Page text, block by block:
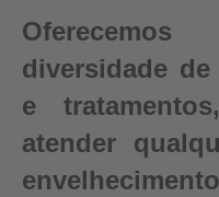
diversidade
e
atender